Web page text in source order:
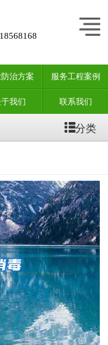
治方案 服务工程案例
我们 联系我们
分类